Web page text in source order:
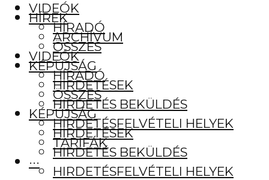
VIDEÓK
HÍRADÓ
ÖSSZES
KÉPÚJSÁG
HIRDETÉSEK
HIRDETÉS BEKÜLDÉS
HIRDETÉSFELVÉTELI HELYEK
TARIFÁK
···
HÍREK
ARCHÍVUM
VIDEÓK
HÍRADÓ
ÖSSZES
KÉPÚJSÁG
HIRDETÉSEK
HIRDETÉS BEKÜLDÉS
HIRDETÉSFELVÉTELI HELYEK